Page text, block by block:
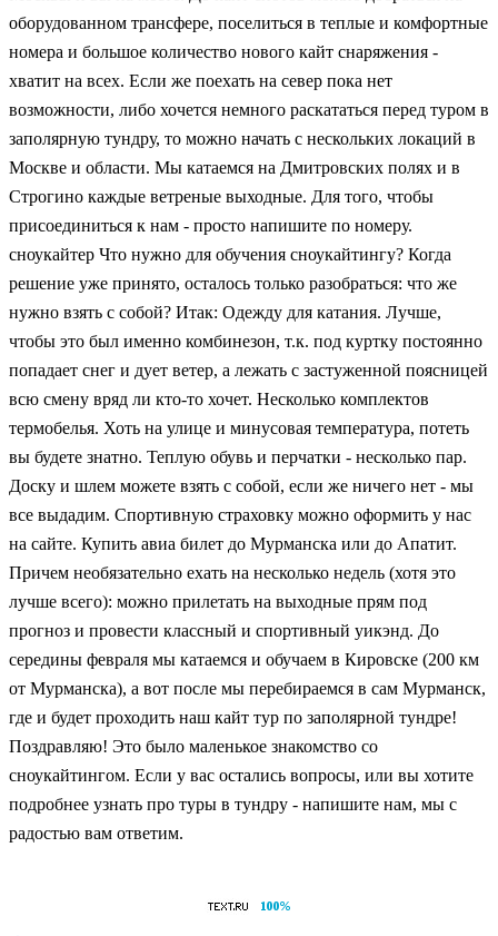
оборудованном трансфере, поселиться в теплые и комфортные
номера и большое количество нового кайт снаряжения -
хватит на всех. Если же поехать на север пока нет
возможности, либо хочется немного раскататься перед туром в
заполярную тундру, то можно начать с нескольких локаций в
Москве и области. Мы катаемся на Дмитровских полях и в
Строгино каждые ветреные выходные. Для того, чтобы
присоединиться к нам - просто напишите по номеру.
сноукайтер Что нужно для обучения сноукайтингу? Когда
решение уже принято, осталось только разобраться: что же
нужно взять с собой? Итак: Одежду для катания. Лучше,
чтобы это был именно комбинезон, т.к. под куртку постоянно
попадает снег и дует ветер, а лежать с застуженной поясницей
всю смену вряд ли кто-то хочет. Несколько комплектов
термобелья. Хоть на улице и минусовая температура, потеть
вы будете знатно. Теплую обувь и перчатки - несколько пар.
Доску и шлем можете взять с собой, если же ничего нет - мы
все выдадим. Спортивную страховку можно оформить у нас
на сайте. Купить авиа билет до Мурманска или до Апатит.
Причем необязательно ехать на несколько недель (хотя это
лучше всего): можно прилетать на выходные прям под
прогноз и провести классный и спортивный уикэнд. До
середины февраля мы катаемся и обучаем в Кировске (200 км
от Мурманска), а вот после мы перебираемся в сам Мурманск,
где и будет проходить наш кайт тур по заполярной тундре!
Поздравляю! Это было маленькое знакомство со
сноукайтингом. Если у вас остались вопросы, или вы хотите
подробнее узнать про туры в тундру - напишите нам, мы с
радостью вам ответим.